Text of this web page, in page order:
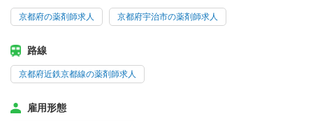
京都府の薬剤師求人 京都府宇治市の薬剤師求人
路線
京都府近鉄京都線の薬剤師求人
雇用形態